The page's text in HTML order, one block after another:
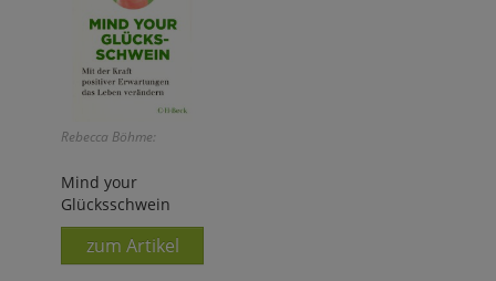
Rebecca Böhme:
Mind your
Glücksschwein
zum Artikel